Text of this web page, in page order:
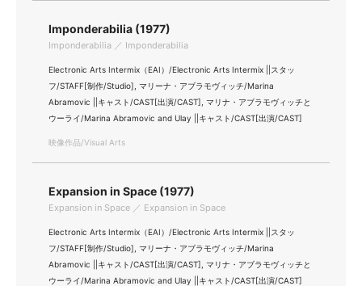
Imponderabilia (1977)
Imponderabilia ／ Imponderabilia
Electronic Arts Intermix（EAI）/Electronic Arts Intermix ||スタッ
フ/STAFF[制作/Studio], マリーナ・アブラモヴィッチ/Marina
Abramovic ||キャスト/CAST[出演/CAST], マリナ・アブラモヴィッチと
ウーライ/Marina Abramovic and Ulay ||キャスト/CAST[出演/CAST]
映像作品/Visual Arts
Expansion in Space (1977)
Expansion in Space ／ Expansion in Space
Electronic Arts Intermix（EAI）/Electronic Arts Intermix ||スタッ
フ/STAFF[制作/Studio], マリーナ・アブラモヴィッチ/Marina
Abramovic ||キャスト/CAST[出演/CAST], マリナ・アブラモヴィッチと
ウーライ/Marina Abramovic and Ulay ||キャスト/CAST[出演/CAST]